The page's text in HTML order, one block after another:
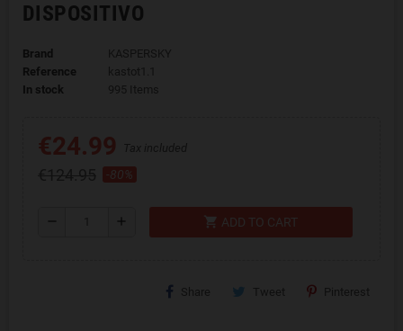
DISPOSITIVO
Brand
KASPERSKY
Reference
kastot1.1
In stock
995 Items
€24.99 Tax included
-80%
add shopping_cart ADD TO CART
Share Tweet Pinterest